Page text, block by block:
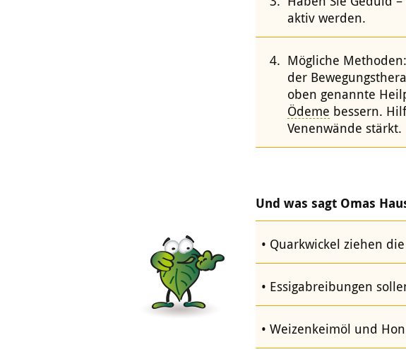
aktiv werden.
Mögliche
der
oben genannte
Ödeme bessern.
Venenwände stärkt.
Und was sagt Omas
Quarkwickel ziehen
Essigabreibungen
Weizenkeimöl und